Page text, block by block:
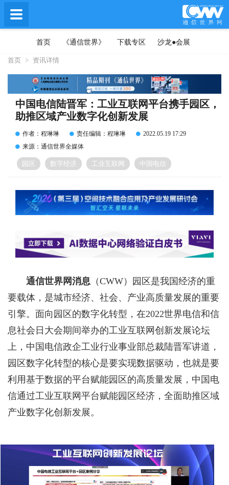
首页 《通信世界》 下载专区 沙龙●会展
首页 > 资讯详情
中国电信陆晋军：工业互联网平台携手园区，
助推区域产业数字化创新发展
作者：程琳琳 责任编辑：程琳琳
2022.05.19 17:29
来源：通信世界全媒体
园区 数字经济 工业互联网 中国电信
通信世界网消息 （CWW） 园区是我国经济的重
要载体，是城市经济、社会、产业高质量发展的重要
引擎。面向园区的数字化转型，在2022世界电信和信
息社会日大会期间举办的工业互联网创新发展论坛
上，中国电信政企工业行业事业部总裁陆晋军讲道，
园区数字化转型的核心是要实现数据驱动，也就是要
利用基于数据的平台赋能园区的高质量发展，中国电
信通过工业互联网平台赋能园区经济，全面助推区域
产业数字化创新发展。